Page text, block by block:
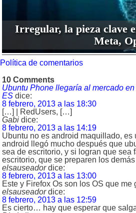
Irregular, la pieza clave
Meta,
Política de comentarios
10 Comments
Ubuntu Phone llegaría al mercado
ES dice:
8 febrero, 2013 a las 18:30
[…] | RedUsers, […]
Gabi dice:
8 febrero, 2013 a las 14:19
Ubuntu no es android maquillado, es
android llegó mucho después que
sea de escritorio, y si logran que sea
escritorio, que se preparen los demás
elsauseador dice:
8 febrero, 2013 a las 13:00
Este y Firefox Os son los OS que me
elsauseador dice:
8 febrero, 2013 a las 12:59
Es cierto… hay que esperar que